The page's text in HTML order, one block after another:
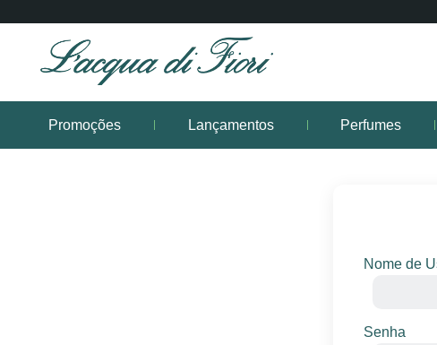
Promoções Lançamentos Perfumes
Nome de
Senha